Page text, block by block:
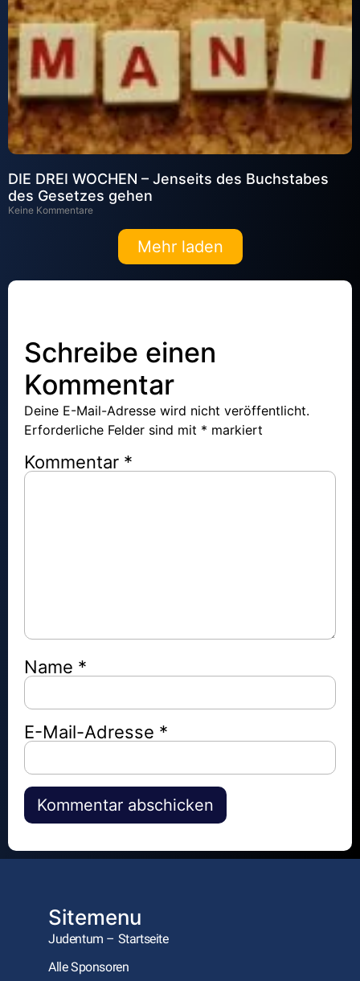
DIE DREI WOCHEN – Jenseits des Buchstabes
des Gesetzes gehen
Keine Kommentare
Mehr laden
Schreibe einen
Kommentar
Deine E-Mail-Adresse wird nicht veröffentlicht.
Erforderliche Felder sind mit * markiert
Kommentar *
Name *
E-Mail-Adresse *
Alternative:
Sitemenu
Judentum – Startseite
Alle Sponsoren